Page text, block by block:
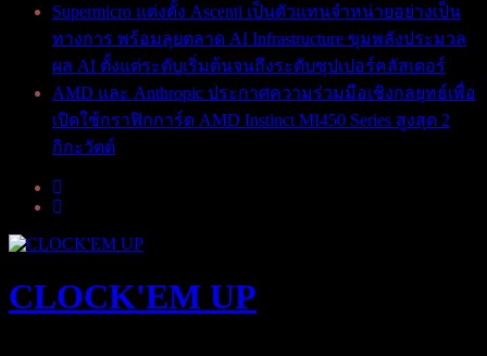
Supermicro แต่งตั้ง Ascenti เป็นตัวแทนจำหน่ายอย่างเป็น
ทางการ พร้อมลุยตลาด AI Infrastructure ขุมพลังประมวล
ผล AI ตั้งแต่ระดับเริ่มต้นจนถึงระดับซุปเปอร์คลัสเตอร์
AMD และ Anthropic ประกาศความร่วมมือเชิงกลยุทธ์เพื่อ
เปิดใช้กราฟิกการ์ด AMD Instinct MI450 Series สูงสุด 2
กิกะวัตต์
CLOCK'EM UP